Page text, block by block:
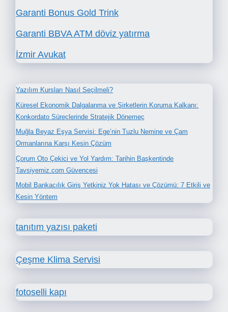
Garanti Bonus Gold Trink
Garanti BBVA ATM döviz yatırma
İzmir Avukat
Yazılım Kursları Nasıl Seçilmeli?
Küresel Ekonomik Dalgalanma ve Şirketlerin Koruma Kalkanı:
Konkordato Süreçlerinde Stratejik Dönemeç
Muğla Beyaz Eşya Servisi: Ege’nin Tuzlu Nemine ve Çam
Ormanlarına Karşı Kesin Çözüm
Çorum Oto Çekici ve Yol Yardım: Tarihin Başkentinde
Tavsiyemiz.com Güvencesi
Mobil Bankacılık Giriş Yetkiniz Yok Hatası ve Çözümü: 7 Etkili ve
Kesin Yöntem
tanıtım yazısı paketi
Çeşme Klima Servisi
fotoselli kapı